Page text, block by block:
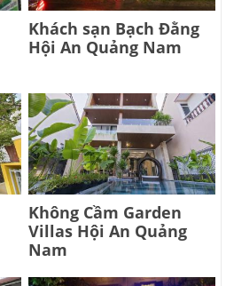
Khách sạn Bạch Đằng
Hội An Quảng Nam
Không Cầm Garden
Villas Hội An Quảng
Nam